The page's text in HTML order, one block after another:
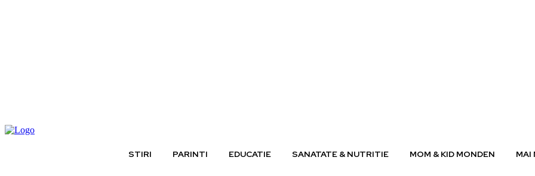
STIRI PARINTI EDUCATIE SANATATE & NUTRITIE MOM & KID MONDEN MAI